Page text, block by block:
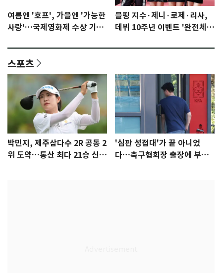
여름엔 '호프', 가을엔 '가능한
사랑'…국제영화제 수상 기대
블핑 지수·제니·로제·리사,
데뷔 10주년 이벤트 '완전체'
스포츠
박민지, 제주삼다수 2R 공동 2
위 도약…통산 최다 21승 신기
'심판 성접대'가 끝 아니었
다…축구협회장 출장에 부인